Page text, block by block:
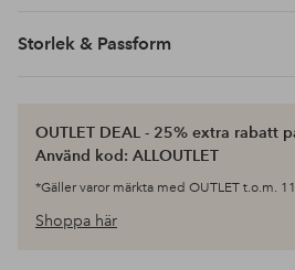
Storlek & Passform
OUTLET DEAL - 25% extra rabatt
Använd kod: ALLOUTLET
*Gäller varor märkta med OUTLET t.o.m.
Shoppa här